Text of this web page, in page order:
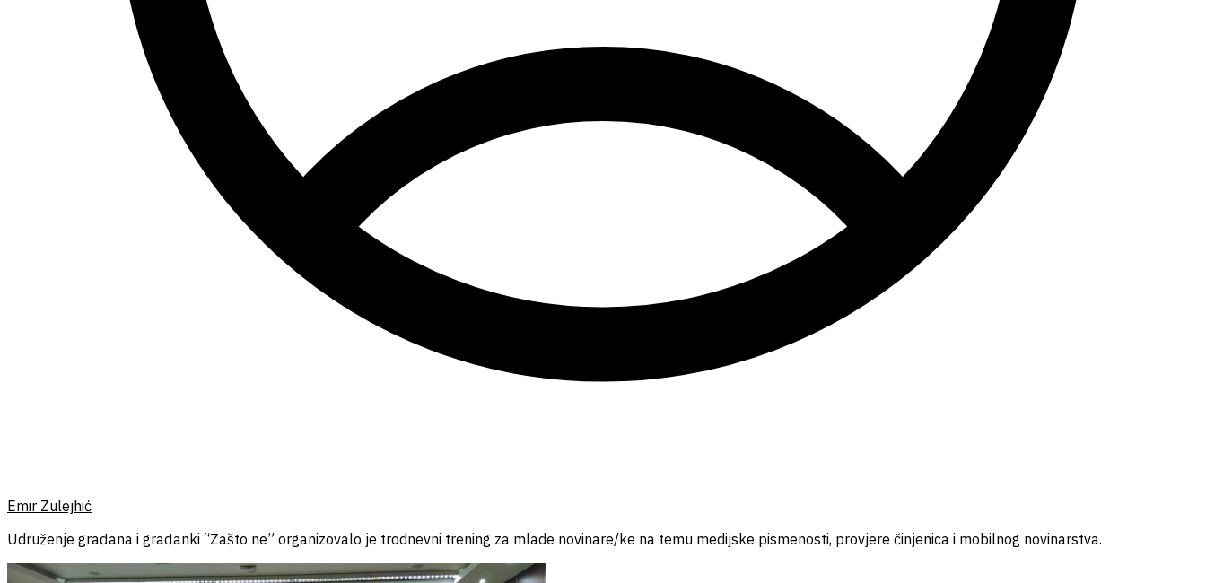
Emir Zulejhić
Udruženje građana i građanki “Zašto ne” organizovalo je trodnevni trening za mlade novinare/ke na temu medijske pismenosti, provjere činjenica i mobilnog novinarstva.